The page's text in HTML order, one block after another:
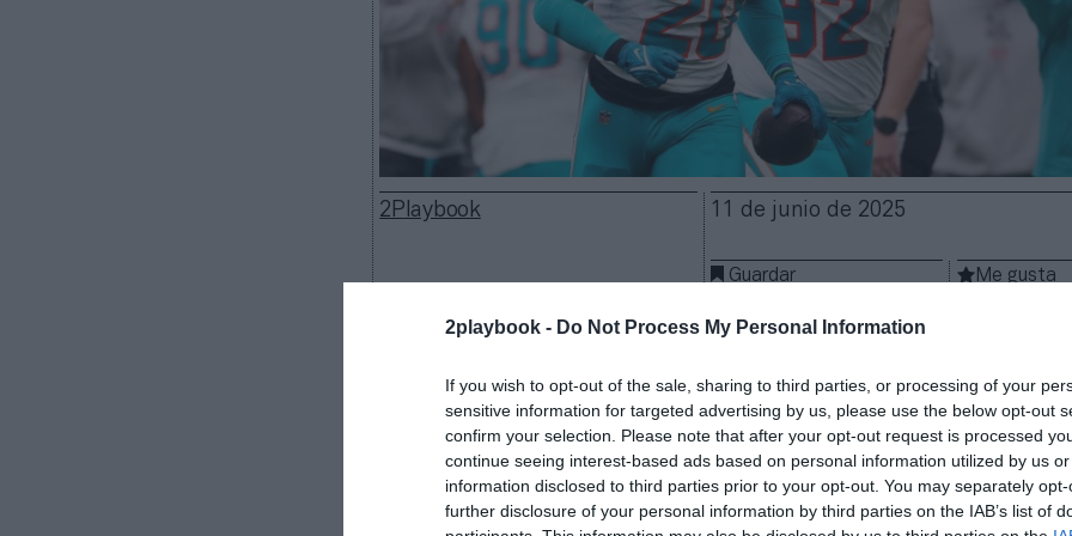
2playbook - Do Not Process My Personal Information
If you wish to opt-out of the sale, sharing to third parties, or processing of your
sensitive information for targeted advertising by us, please use the below opt-out
confirm your selection. Please note that after your opt-out request is processed
continue seeing interest-based ads based on personal information utilized by us
information disclosed to third parties prior to your opt-out. You may separately
further disclosure of your personal information by third parties on the IAB’s list of
2Playbook 11 de junio de 2025
Guardar Me gusta
La NFL avanza en su estrategia de internacionalización con su
patrocinador oficial en el mercado nacional.
La entidad financiera
convierte en el banco oficial de la liga estadounidense de fútbol
en el país de cara al partido que enfrentará a losWashington
los Miami Dolphinsel 16 de noviembre de 2025 en el estadio
Bernabéu.